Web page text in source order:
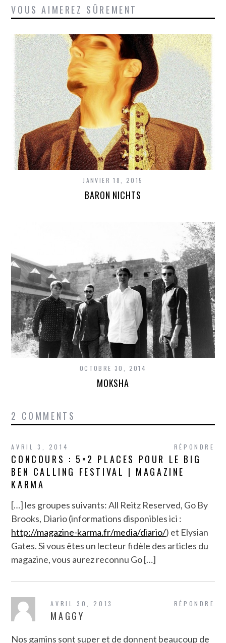
VOUS AIMEREZ SÛREMENT
JANVIER 18, 2015
BARON NICHTS
OCTOBRE 30, 2014
MOKSHA
2 COMMENTS
RÉPONDRE
AVRIL 3, 2014
CONCOURS : 5×2 PLACES POUR LE BIG
BEN CALLING FESTIVAL | MAGAZINE
KARMA
[…] les groupes suivants: All Reitz Reserved, Go By
Brooks, Diario (informations disponibles ici :
http://magazine-karma.fr/media/diario/) et Elysian
Gates. Si vous êtes un lecteur fidèle des articles du
magazine, vous aurez reconnu Go […]
RÉPONDRE
AVRIL 30, 2013
MAGGY
Nos gamins sont super et de donnent beaucoup de